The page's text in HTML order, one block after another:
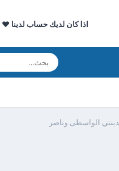
اذا كان لديك حساب
الواسطى وناصر